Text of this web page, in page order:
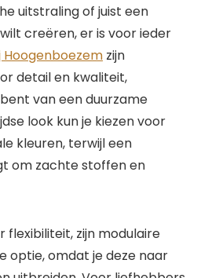
uitstraling of juist een
creëren, er is voor ieder
zijn
detail en kwaliteit,
van een duurzame
look kun je kiezen voor
kleuren, terwijl een
om zachte stoffen en
flexibiliteit, zijn modulaire
optie, omdat je deze naar